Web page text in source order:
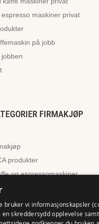
espresso maskiner privat
på jobb
FIRMAKJØP
produkter
og espressomaskiner
og tilbehør
firmakjøp
vi informasjonskapsler
skreddersydd opplevelse